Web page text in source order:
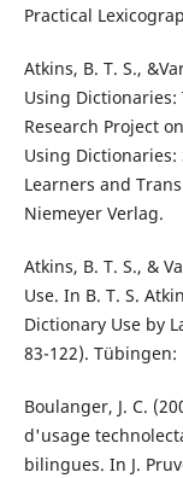
Practical
Atkins, B. T. S.,
Using Dictionaries:
Research Project
Using
Learners and
Niemeyer Verlag.
Atkins, B. T. S., &
Use. In B. T. S.
Dictionary Use by
83-122).
Boulanger, J. C.
d'usage
bilingues. In J.